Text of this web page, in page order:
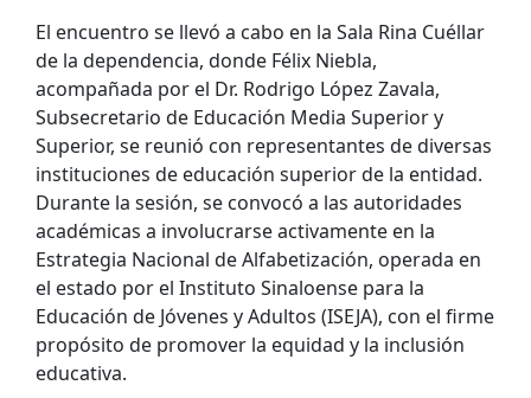
El encuentro se llevó a cabo en la Sala Rina Cuéllar
de la dependencia, donde Félix Niebla,
acompañada por el Dr. Rodrigo López Zavala,
Subsecretario de Educación Media Superior y
Superior, se reunió con representantes de diversas
instituciones de educación superior de la entidad.
Durante la sesión, se convocó a las autoridades
académicas a involucrarse activamente en la
Estrategia Nacional de Alfabetización, operada en
el estado por el Instituto Sinaloense para la
Educación de Jóvenes y Adultos (ISEJA), con el firme
propósito de promover la equidad y la inclusión
educativa.